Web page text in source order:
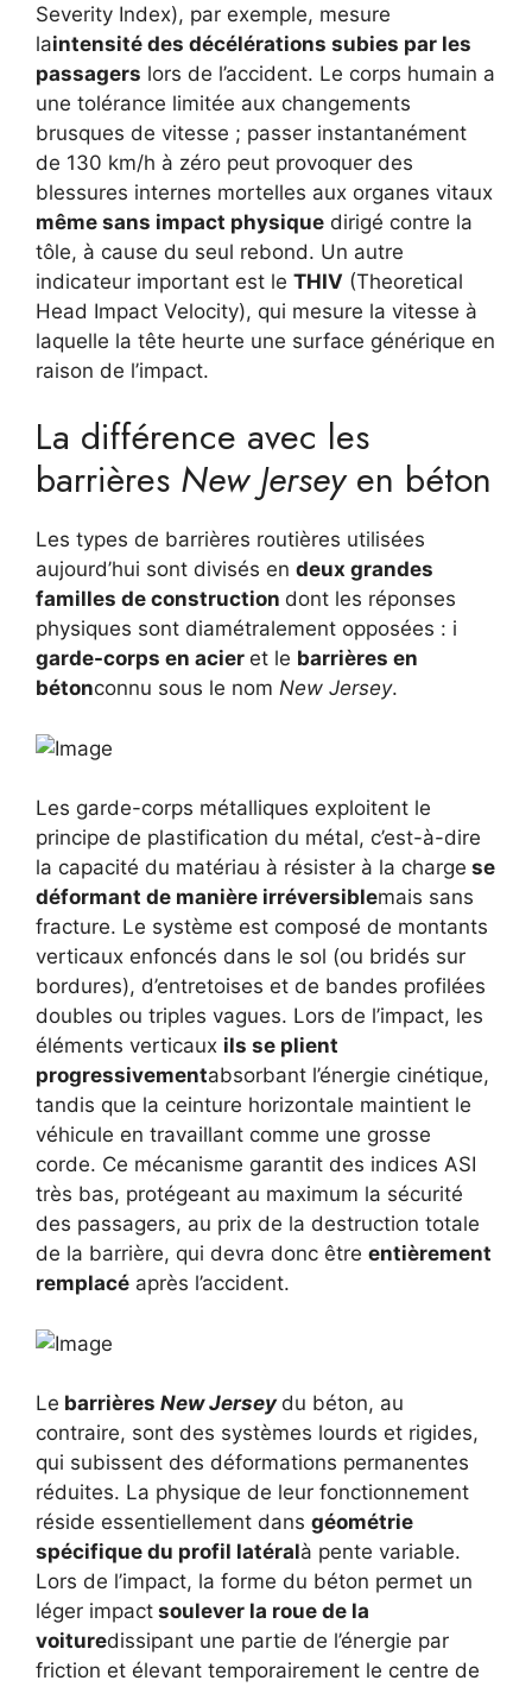
Severity Index), par exemple, mesure
laintensité des décélérations subies par les
passagers lors de l’accident. Le corps humain a
une tolérance limitée aux changements
brusques de vitesse ; passer instantanément
de 130 km/h à zéro peut provoquer des
blessures internes mortelles aux organes vitaux
même sans impact physique dirigé contre la
tôle, à cause du seul rebond. Un autre
indicateur important est le THIV (Theoretical
Head Impact Velocity), qui mesure la vitesse à
laquelle la tête heurte une surface générique en
raison de l’impact.
La différence avec les
barrières New Jerseyen béton
Les types de barrières routières utilisées
aujourd’hui sont divisés en deux grandes
familles de construction dont les réponses
physiques sont diamétralement opposées : i
garde-corps en acier et le barrières en
bétonconnu sous le nom New Jersey.
Les garde-corps métalliques exploitent le
principe de plastification du métal, c’est-à-dire
la capacité du matériau à résister à la charge se
déformant de manière irréversiblemais sans
fracture. Le système est composé de montants
verticaux enfoncés dans le sol (ou bridés sur
bordures), d’entretoises et de bandes profilées
doubles ou triples vagues. Lors de l’impact, les
éléments verticaux ils se plient
progressivementabsorbant l’énergie cinétique,
tandis que la ceinture horizontale maintient le
véhicule en travaillant comme une grosse
corde. Ce mécanisme garantit des indices ASI
très bas, protégeant au maximum la sécurité
des passagers, au prix de la destruction totale
de la barrière, qui devra donc être entièrement
remplacé après l’accident.
Le barrières New Jersey du béton, au
contraire, sont des systèmes lourds et rigides,
qui subissent des déformations permanentes
réduites. La physique de leur fonctionnement
réside essentiellement dans géométrie
spécifique du profil latéralà pente variable.
Lors de l’impact, la forme du béton permet un
léger impact soulever la roue de la
voituredissipant une partie de l’énergie par
friction et élevant temporairement le centre de